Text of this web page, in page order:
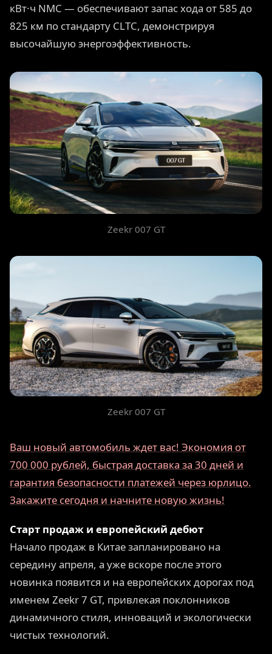
кВт·ч NMC — обеспечивают запас хода от 585 до
825 км по стандарту CLTC, демонстрируя
высочайшую энергоэффективность.
Zeekr 007 GT
Zeekr 007 GT
Ваш новый автомобиль ждет вас! Экономия от
700 000 рублей, быстрая доставка за 30 дней и
гарантия безопасности платежей через юрлицо.
Закажите сегодня и начните новую жизнь!
Старт продаж и европейский дебют
Начало продаж в Китае запланировано на
середину апреля, а уже вскоре после этого
новинка появится и на европейских дорогах под
именем Zeekr 7 GT, привлекая поклонников
динамичного стиля, инноваций и экологически
чистых технологий.